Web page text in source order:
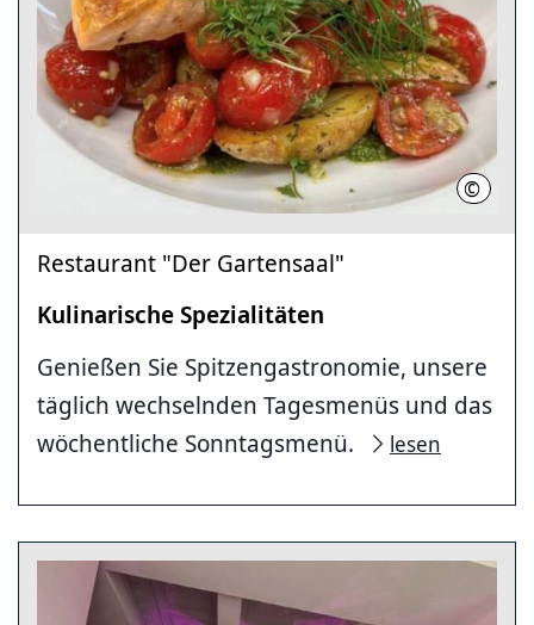
© LHH
Restaurant "Der Gartensaal"
Kulinarische Spezialitäten
Genießen Sie Spitzengastronomie, unsere
täglich wechselnden Tagesmenüs und das
wöchentliche Sonntagsmenü.
lesen